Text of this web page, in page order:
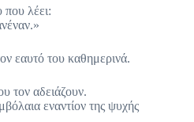
λέει:
εαυτό του καθημερινά.
τον αδειάζουν.
εναντίον της ψυχής